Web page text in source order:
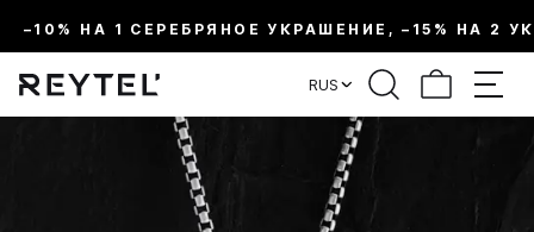
–10% НА 1 СЕРЕБРЯНОЕ УКРАШЕНИЕ, –15% НА 2
RUS